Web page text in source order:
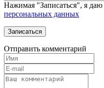
Нажимая "Записаться", я даю
персональных данных
Отправить комментарий